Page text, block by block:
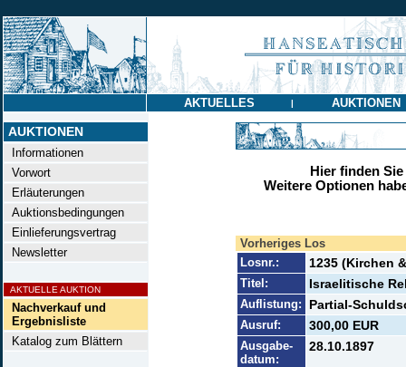
AKTUELLES | AUKTIONEN
AUKTIONEN
Informationen
Vorwort
Erläuterungen
Auktionsbedingungen
Einlieferungsvertrag
Newsletter
AKTUELLE AUKTION
Nachverkauf und
Ergebnisliste
Katalog zum Blättern
Hier finden
Weitere Optionen
Vorheriges Los
Losnr.:
1235 (Kirchen
Titel: Israelitische
Auflistung: Partial-
Ausruf: 300,00 EUR
Ausgabe-
datum:
28.10.1897